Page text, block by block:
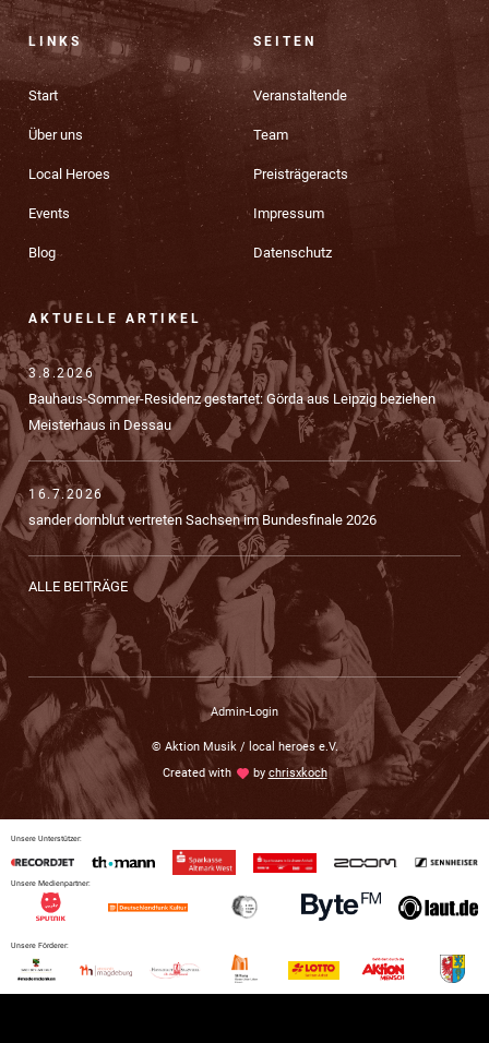
LINKS
Start
Über uns
Local Heroes
Events
Blog
SEITEN
Veranstaltende
Team
Preisträgeracts
Impressum
Datenschutz
AKTUELLE ARTIKEL
3.8.2026
Bauhaus-Sommer-Residenz gestartet: Görda aus Leipzig beziehen
Meisterhaus in Dessau
16.7.2026
sander dornblut vertreten Sachsen im Bundesfinale 2026
ALLE BEITRÄGE
Admin-Login
© Aktion Musik / local heroes e.V.
Created withlove by chrisxkoch
Unsere Unterstützer:
Unsere Medienpartner:
Unsere Förderer: